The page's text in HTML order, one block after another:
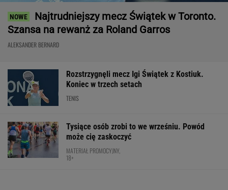
Najtrudniejszy mecz Świątek w Toronto.
Szansa na rewanż za Roland Garros
ALEKSANDER BERNARD
Rozstrzygnęli mecz Igi Świątek z Kostiuk.
Koniec w trzech setach
TENIS
Tysiące osób zrobi to we wrześniu. Powód
może cię zaskoczyć
MATERIAŁ PROMOCYJNY,
18+